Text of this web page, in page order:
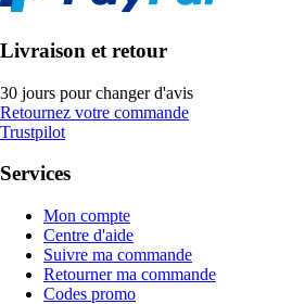
Livraison et retour
30 jours pour changer d'avis
Retournez votre commande
Trustpilot
Services
Mon compte
Centre d'aide
Suivre ma commande
Retourner ma commande
Codes promo